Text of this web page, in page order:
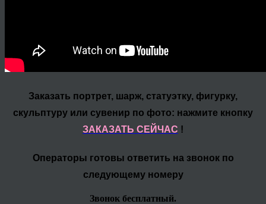
Заказать портрет, шарж, статуэтку, фигурку,
скульптуру или сувенир по фото: нажмите кнопку
ЗАКАЗАТЬ СЕЙЧАС !
Операторы готовы ответить на звонок по
следующему номеру
Звонок бесплатный.